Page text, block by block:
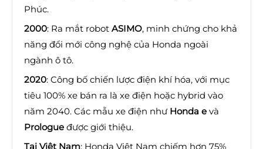
Phúc.
2000: Ra mắt robot ASIMO, minh chứng cho khả
năng đổi mới công nghệ của Honda ngoài
ngành ô tô.
2020: Công bố chiến lược điện khí hóa, với mục
tiêu 100% xe bán ra là xe điện hoặc hybrid vào
năm 2040. Các mẫu xe điện như Honda e và
Prologue được giới thiệu.
Tại Việt Nam: Honda Việt Nam chiếm hơn 75%